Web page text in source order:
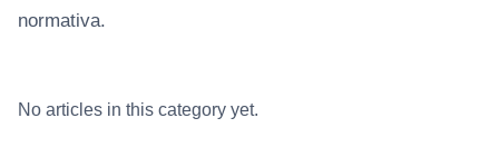
normativa.
No articles in this category yet.